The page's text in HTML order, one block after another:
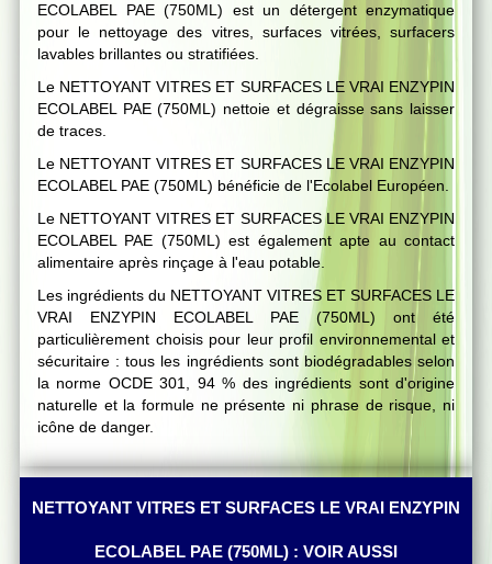
ECOLABEL PAE (750ML) est un détergent enzymatique
pour le nettoyage des vitres, surfaces vitrées, surfacers
lavables brillantes ou stratifiées.
Le NETTOYANT VITRES ET SURFACES LE VRAI ENZYPIN
ECOLABEL PAE (750ML) nettoie et dégraisse sans laisser
de traces.
Le NETTOYANT VITRES ET SURFACES LE VRAI ENZYPIN
ECOLABEL PAE (750ML) bénéficie de l'Ecolabel Européen.
Le NETTOYANT VITRES ET SURFACES LE VRAI ENZYPIN
ECOLABEL PAE (750ML) est également apte au contact
alimentaire après rinçage à l'eau potable.
Les ingrédients du NETTOYANT VITRES ET SURFACES LE
VRAI ENZYPIN ECOLABEL PAE (750ML) ont été
particulièrement choisis pour leur profil environnemental et
sécuritaire : tous les ingrédients sont biodégradables selon
la norme OCDE 301, 94 % des ingrédients sont d'origine
naturelle et la formule ne présente ni phrase de risque, ni
icône de danger.
NETTOYANT VITRES ET SURFACES LE VRAI ENZYPIN
ECOLABEL PAE (750ML) : VOIR AUSSI